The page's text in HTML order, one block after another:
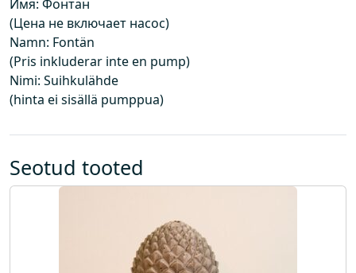
i
s
i
s
a
l
a
p
u
Имя: Фонтан
(Цена не включает насос)
Namn: Fontän
(Pris inkluderar inte en pump)
Nimi: Suihkulähde
(hinta ei sisällä pumppua)
Seotud tooted